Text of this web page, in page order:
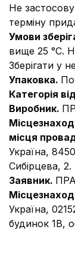
Не
терміну
Умови
вище 25 °С.
Зберігати у
Упаковка. По
Категорія
Виробник.
місця
Україна,
Сибірцева, 2.
Заявник.
Україна,
будинок 1В,